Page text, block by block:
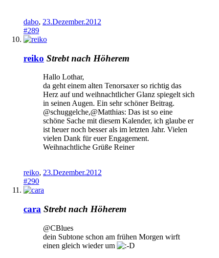
dabo, 23.Dezember.2012
#289
reiko Strebt nach Höherem
Hallo Lothar,
da geht einem alten Tenorsaxer so richtig das
Herz auf und weihnachtlicher Glanz spiegelt sich
in seinen Augen. Ein sehr schöner Beitrag.
@schuggelche,@Matthias: Das ist so eine
schöne Sache mit diesem Kalender, ich glaube er
ist heuer noch besser als im letzten Jahr. Vielen
vielen Dank für euer Engagement.
Weihnachtliche Grüße Reiner
reiko, 23.Dezember.2012
#290
cara Strebt nach Höherem
@CBlues
dein Subtone schon am frühen Morgen wirft
einen gleich wieder um